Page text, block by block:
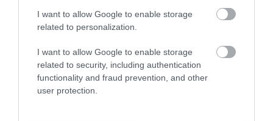
I want to allow Google to enable storage
related to personalization.
I want to allow Google to enable storage
related to security, including authentication
functionality and fraud prevention, and other
user protection.
PRONEWS.GR /ΔΙΕΘΝΗΣ ΑΣΦΑΛΕΙΑ